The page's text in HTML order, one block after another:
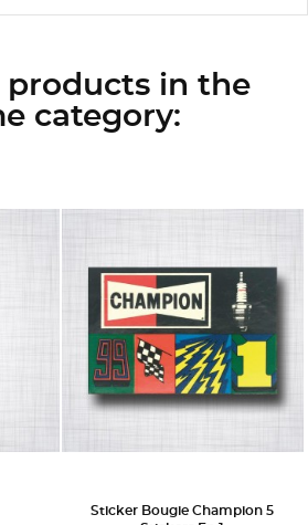
products in the
category:
Bougie Champion 5
Sticker